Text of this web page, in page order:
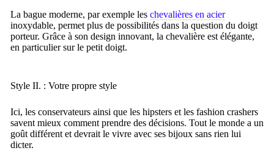
La bague moderne, par exemple les chevalières en acier
inoxydable, permet plus de possibilités dans la question du doigt
porteur. Grâce à son design innovant, la chevalière est élégante,
en particulier sur le petit doigt.
Style II. : Votre propre style
Ici, les conservateurs ainsi que les hipsters et les fashion crashers
savent mieux comment prendre des décisions. Tout le monde a un
goût différent et devrait le vivre avec ses bijoux sans rien lui
dicter.